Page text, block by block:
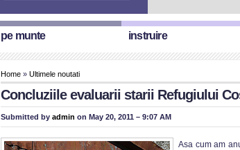
pe munte instruire
Home » Ultimele noutati
Concluziile evaluarii starii Refugiului
Submitted by admin on May 20, 2011 – 9:07 AM
Asa cum am